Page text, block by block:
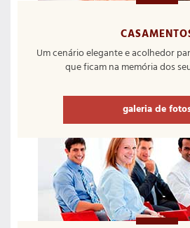
Um cenário elegante e acolhedor
que ficam na memória dos
galeria de